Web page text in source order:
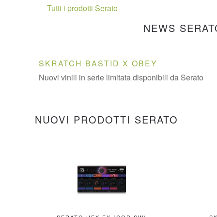
Tutti i prodotti Serato
NEWS
SKRATCH BASTID X OBEY
Nuovi vinili in serie limitata disponibili da Serato
NUOVI PRODOTTI SERATO